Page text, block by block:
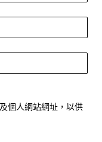
個人網站網址，以供